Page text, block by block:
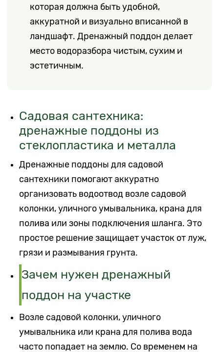
которая должна быть удобной,
аккуратной и визуально вписанной в
ландшафт. Дренажный поддон делает
место водоразбора чистым, сухим и
эстетичным.
Садовая сантехника:
дренажные поддоны из
стеклопластика и металла
Дренажные поддоны для садовой
сантехники помогают аккуратно
организовать водоотвод возле садовой
колонки, уличного умывальника, крана для
полива или зоны подключения шланга. Это
простое решение защищает участок от луж,
грязи и размывания грунта.
Зачем нужен дренажный
поддон на участке
Возле садовой колонки, уличного
умывальника или крана для полива вода
часто попадает на землю. Со временем на